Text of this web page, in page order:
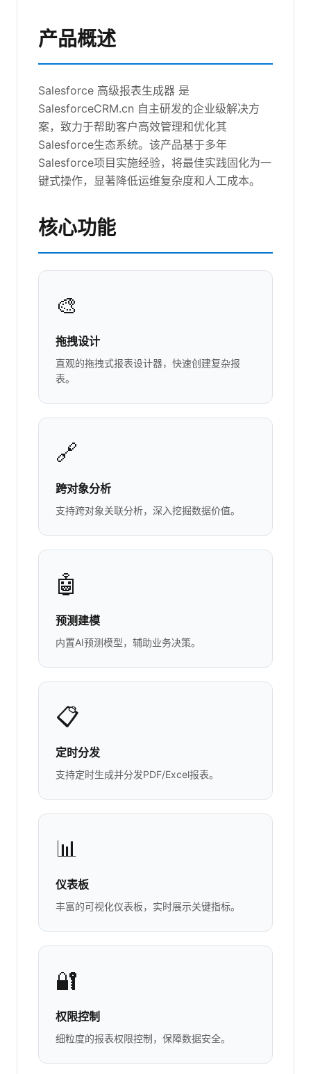
产品概述
Salesforce 高级报表生成器 是
SalesforceCRM.cn 自主研发的企业级解决方
案，致力于帮助客户高效管理和优化其
Salesforce生态系统。该产品基于多年
Salesforce项目实施经验，将最佳实践固化为一
键式操作，显著降低运维复杂度和人工成本。
核心功能
🎨
拖拽设计
直观的拖拽式报表设计器，快速创建复杂报
表。
🔗
跨对象分析
支持跨对象关联分析，深入挖掘数据价值。
🤖
预测建模
内置AI预测模型，辅助业务决策。
📋
定时分发
支持定时生成并分发PDF/Excel报表。
📊
仪表板
丰富的可视化仪表板，实时展示关键指标。
🔐
权限控制
细粒度的报表权限控制，保障数据安全。